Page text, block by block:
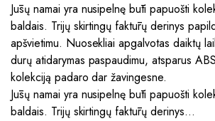
Jūsų namai yra nusipelnę būti papuošti
baldais. Trijų skirtingų faktūrų derinys
apšvietimu. Nuosekliai apgalvotas daiktų
durų atidarymas paspaudimu, atsparus
kolekciją padaro dar žavingesne.
Jūsų namai yra nusipelnę būti papuošti
baldais. Trijų skirtingų faktūrų derinys…